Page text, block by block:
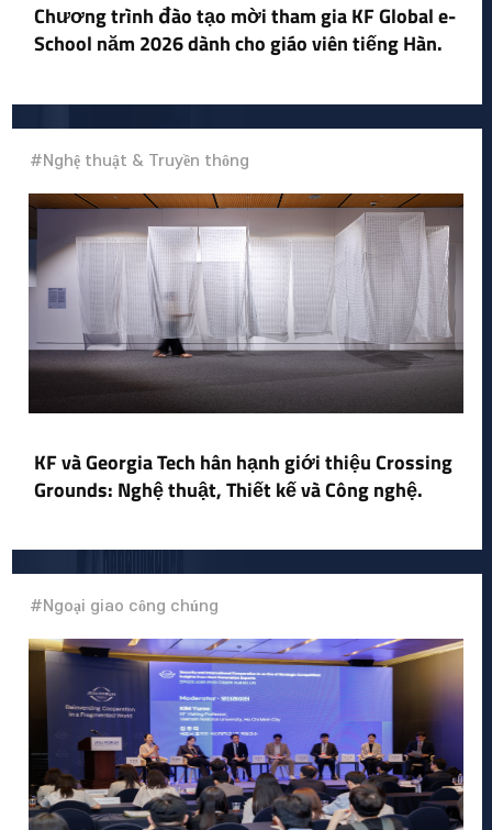
Chương trình đào tạo mời tham gia KF Global e-
School năm 2026 dành cho giáo viên tiếng Hàn.
#Nghệ thuật & Truyền thông
KF và Georgia Tech hân hạnh giới thiệu Crossing
Grounds: Nghệ thuật, Thiết kế và Công nghệ.
#Ngoại giao công chúng